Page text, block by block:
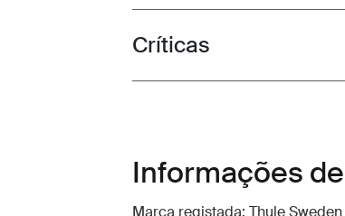
Toggle overview
Críticas
Informações
Marca registada: Thule Sweden